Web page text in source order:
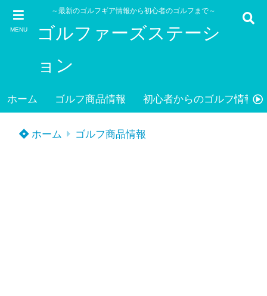
MENU
～最新のゴルフギア情報から初心者のゴルフまで～
ゴルファーズステーシ
ョン
ホーム ゴルフ商品情報 初心者からのゴルフ情報
ホーム ゴルフ商品情報